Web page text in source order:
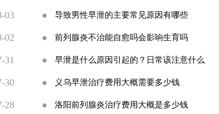
03
02
31
30
28
● 导致男性早泄的主要常见原因有哪些
● 前列腺炎不治能自愈吗会影响生育吗
● 早泄是什么原因引起的？日常该注意什么
● 义乌早泄治疗费用大概需要多少钱
● 洛阳前列腺炎治疗费用大概是多少钱